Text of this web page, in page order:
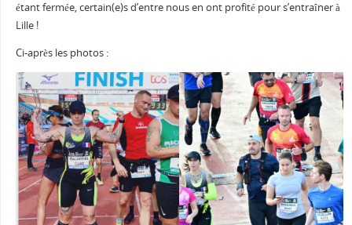
étant fermée, certain(e)s d’entre nous en ont profité pour s’entraîner à
Lille !
Ci-après les photos :